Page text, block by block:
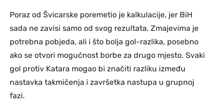
Poraz od Švicarske poremetio je kalkulacije, jer BiH
sada ne zavisi samo od svog rezultata. Zmajevima je
potrebna pobjeda, ali i što bolja gol-razlika, posebno
ako se otvori mogućnost borbe za drugo mjesto. Svaki
gol protiv Katara mogao bi značiti razliku između
nastavka takmičenja i završetka nastupa u grupnoj
fazi.